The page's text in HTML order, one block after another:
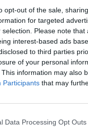
opt-out of the sale,
for targeted
selection. Please note
interest-based ads
to third parties
of your personal
information may also
Participants that may
Data Processing Opt Outs